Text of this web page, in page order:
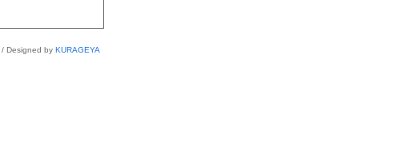
/ Designed by KURAGEYA